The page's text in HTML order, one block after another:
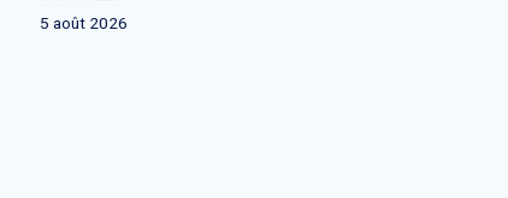
5 août 2026